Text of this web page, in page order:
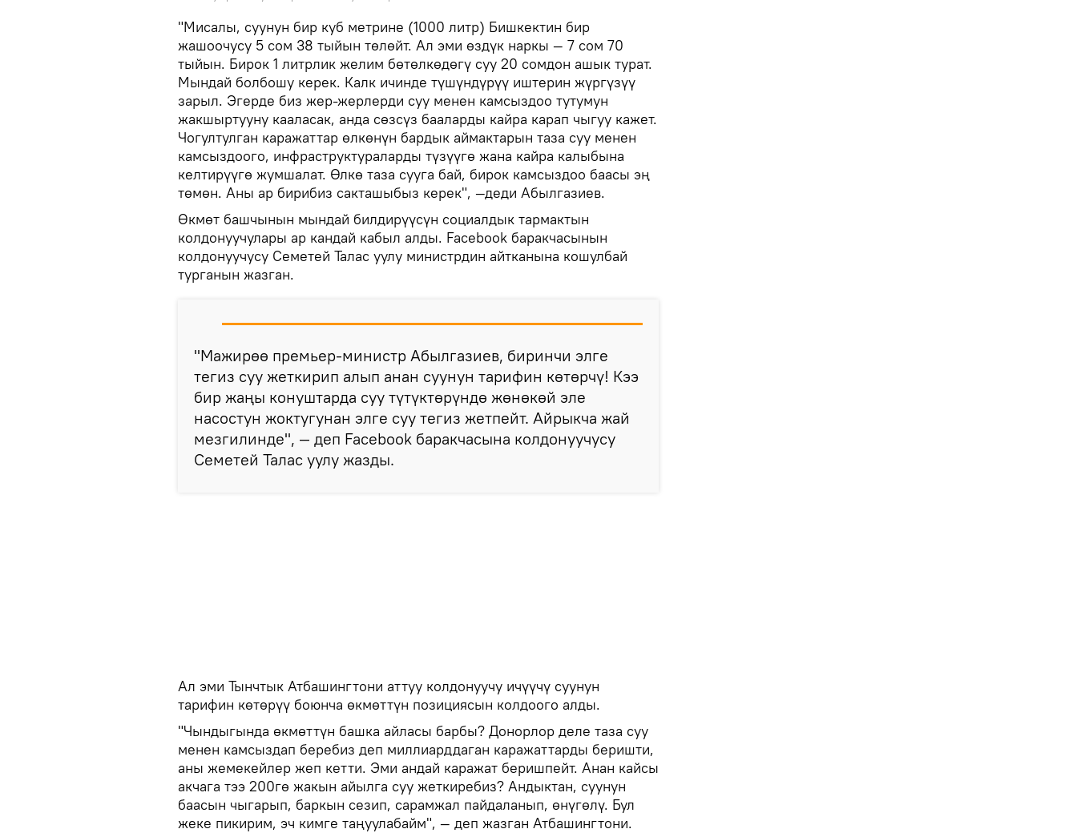
"Мисалы, суунун бир куб метрине (1000 литр) Бишкектин бир
жашоочусу 5 сом 38 тыйын төлөйт. Ал эми өздүк наркы — 7 сом 70
тыйын. Бирок 1 литрлик желим бөтөлкөдөгү суу 20 сомдон ашык турат.
Мындай болбошу керек. Калк ичинде түшүндүрүү иштерин жүргүзүү
зарыл. Эгерде биз жер-жерлерди суу менен камсыздоо тутумун
жакшыртууну кааласак, анда сөзсүз бааларды кайра карап чыгуу кажет.
Чогултулган каражаттар өлкөнүн бардык аймактарын таза суу менен
камсыздоого, инфраструктураларды түзүүгө жана кайра калыбына
келтирүүгө жумшалат. Өлкө таза сууга бай, бирок камсыздоо баасы эң
төмөн. Аны ар бирибиз сакташыбыз керек", —деди Абылгазиев.
Өкмөт башчынын мындай билдирүүсүн социалдык тармактын
колдонуучулары ар кандай кабыл алды. Facebook баракчасынын
колдонуучусу Семетей Талас уулу министрдин айтканына кошулбай
турганын жазган.
"Мажирөө премьер-министр Абылгазиев, биринчи элге
тегиз суу жеткирип алып анан суунун тарифин көтөрчү! Кээ
бир жаңы конуштарда суу түтүктөрүндө жөнөкөй эле
насостун жоктугунан элге суу тегиз жетпейт. Айрыкча жай
мезгилинде", — деп Facebook баракчасына колдонуучусу
Семетей Талас уулу жазды.
Ал эми Тынчтык Атбашингтони аттуу колдонуучу ичүүчү суунун
тарифин көтөрүү боюнча өкмөттүн позициясын колдоого алды.
"Чындыгында өкмөттүн башка айласы барбы? Донорлор деле таза суу
менен камсыздап беребиз деп миллиарддаган каражаттарды беришти,
аны жемекейлер жеп кетти. Эми андай каражат беришпейт. Анан кайсы
акчага тээ 200гө жакын айылга суу жеткиребиз? Андыктан, суунун
баасын чыгарып, баркын сезип, сарамжал пайдаланып, өнүгөлү. Бул
жеке пикирим, эч кимге таңуулабайм", — деп жазган Атбашингтони.